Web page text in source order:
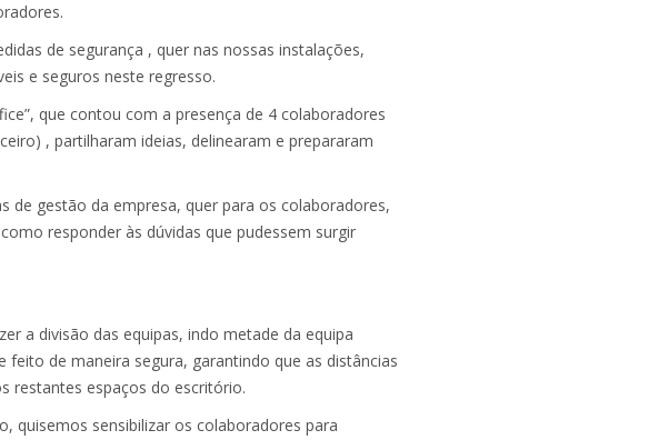
de segurança , quer nas nossas instalações,
e seguros neste regresso.
que contou com a presença de 4 colaboradores
, partilharam ideias, delinearam e prepararam
de gestão da empresa, quer para os colaboradores,
responder às dúvidas que pudessem surgir
a divisão das equipas, indo metade da equipa
de maneira segura, garantindo que as distâncias
restantes espaços do escritório.
quisemos sensibilizar os colaboradores para